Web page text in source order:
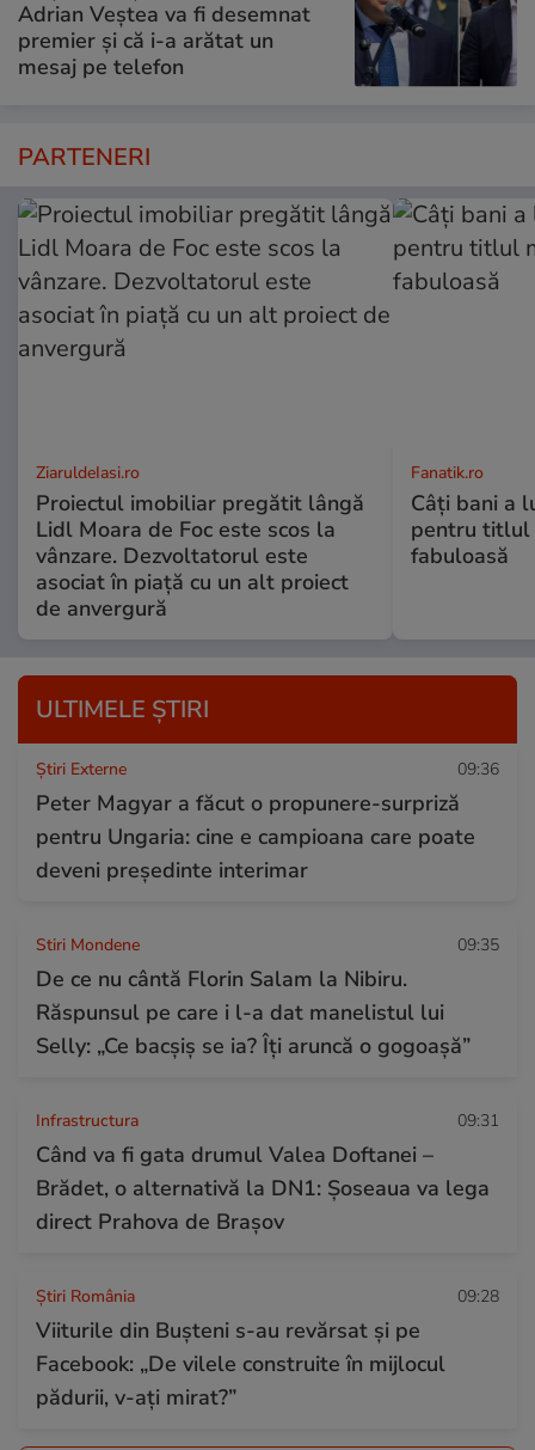
Adrian Veștea va fi desemnat
premier și că i-a arătat un
mesaj pe telefon
PARTENERI
ZiaruldeIasi.ro
Proiectul imobiliar pregătit lângă
Lidl Moara de Foc este scos la
vânzare. Dezvoltatorul este
asociat în piață cu un alt proiect
de anvergură
Fanatik.ro
Câți bani a
pentru titlul
fabuloasă
ULTIMELE ȘTIRI
Știri Externe 09:36
Peter Magyar a făcut o propunere-surpriză
pentru Ungaria: cine e campioana care poate
deveni președinte interimar
Stiri Mondene 09:35
De ce nu cântă Florin Salam la Nibiru.
Răspunsul pe care i l-a dat manelistul lui
Selly: „Ce bacșiș se ia? Îți aruncă o gogoașă”
Infrastructura 09:31
Când va fi gata drumul Valea Doftanei –
Brădet, o alternativă la DN1: Șoseaua va lega
direct Prahova de Brașov
Știri România 09:28
Viiturile din Bușteni s-au revărsat și pe
Facebook: „De vilele construite în mijlocul
pădurii, v-ați mirat?”